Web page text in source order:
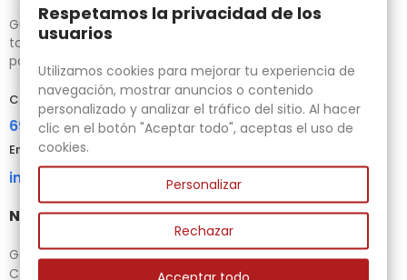
Gubias.com.es, tu tienda especializada en talla de madera,
tornos para bricolaje y maquinaria para la madera auxiliar
para tus necesidades.
Contacta con nosotros
696 95 85 58
Email
info@gubias.com.es
Nuestra tienda
Ganiveteria Rius
C/ Goleta, 11
Respetamos la privacidad de los
usuarios
Utilizamos cookies para mejorar tu experiencia de
navegación, mostrar anuncios o contenido
personalizado y analizar el tráfico del sitio. Al hacer
clic en el botón "Aceptar todo", aceptas el uso de
cookies.
Personalizar
Rechazar